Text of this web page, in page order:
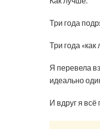
Три года
Три года «как
Я перевела
идеально
И вдруг я всё